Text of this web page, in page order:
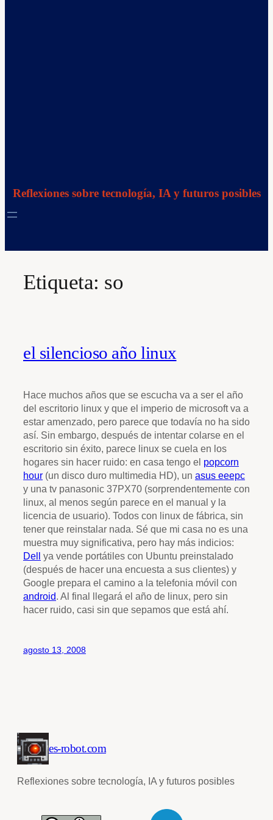
Reflexiones sobre tecnología, IA y futuros posibles
Etiqueta: so
el silencioso año linux
Hace muchos años que se escucha va a ser el año
del escritorio linux y que el imperio de microsoft va a
estar amenzado, pero parece que todavía no ha sido
así. Sin embargo, después de intentar colarse en el
escritorio sin éxito, parece linux se cuela en los
hogares sin hacer ruido: en casa tengo el popcorn
hour (un disco duro multimedia HD), un asus eeepc
y una tv panasonic 37PX70 (sorprendentemente con
linux, al menos según parece en el manual y la
licencia de usuario). Todos con linux de fábrica, sin
tener que reinstalar nada. Sé que mi casa no es una
muestra muy significativa, pero hay más indicios:
Dell ya vende portátiles con Ubuntu preinstalado
(después de hacer una encuesta a sus clientes) y
Google prepara el camino a la telefonia móvil con
android. Al final llegará el año de linux, pero sin
hacer ruido, casi sin que sepamos que está ahí.
agosto 13, 2008
es-robot.com
Reflexiones sobre tecnología, IA y futuros posibles